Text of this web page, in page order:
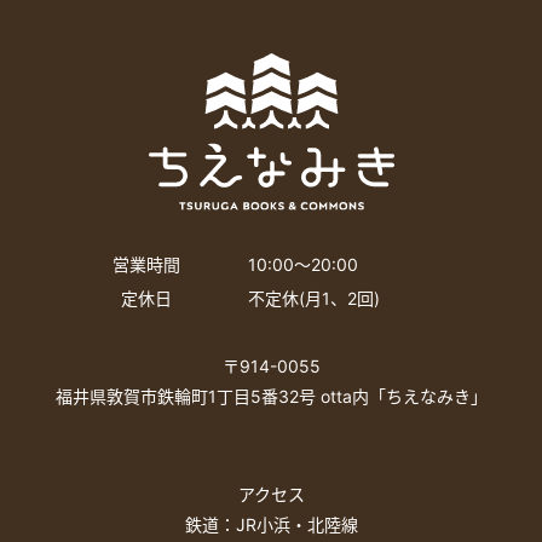
営業時間
10:00〜20:00
定休日
不定休(月1、2回)
〒914-0055
福井県敦賀市鉄輪町1丁目5番32号 otta内「ちえなみき」
アクセス
鉄道：JR小浜・北陸線